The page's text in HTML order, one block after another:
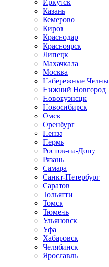
Иркутск
Казань
Кемерово
Киров
Краснодар
Красноярск
Липецк
Махачкала
Москва
Набережные Челны
Нижний Новгород
Новокузнецк
Новосибирск
Омск
Оренбург
Пенза
Пермь
Ростов-на-Дону
Рязань
Самара
Санкт-Петербург
Саратов
Тольятти
Томск
Тюмень
Ульяновск
Уфа
Хабаровск
Челябинск
Ярославль